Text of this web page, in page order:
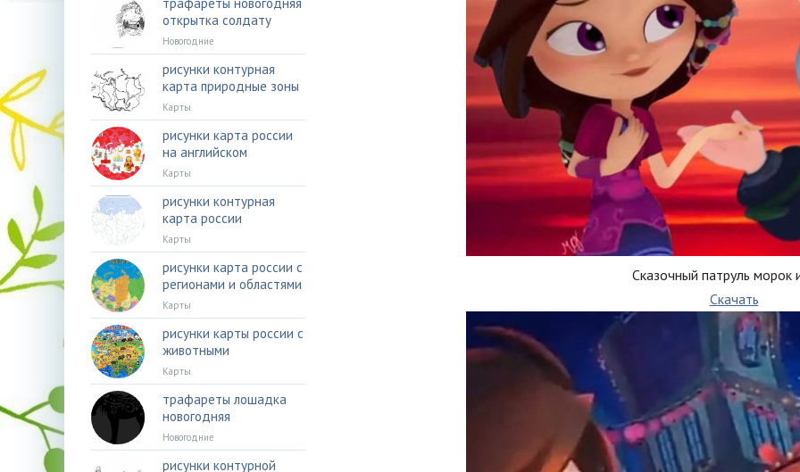
Сказочный патруль морок
Скачать
открытка солдату
Новогодние
рисунки контурная
карта природные зоны
Карты
рисунки карта россии
на английском
Карты
рисунки контурная
карта россии
Карты
рисунки карта россии с
регионами и областями
Карты
рисунки карты россии с
животными
Карты
трафареты лошадка
новогодняя
Новогодние
рисунки контурной